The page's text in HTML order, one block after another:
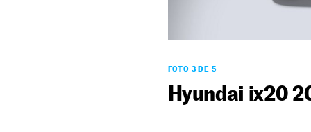
FOTO 3 DE 5
Hyundai ix20